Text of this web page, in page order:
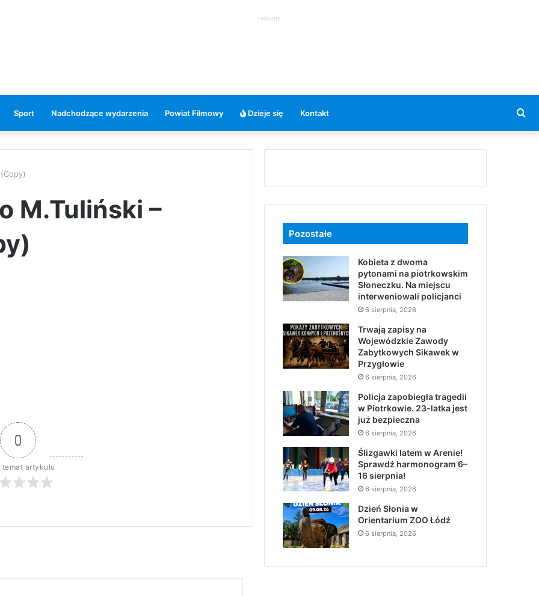
reklama
Sport Nadchodzące wydarzenia Powiat Filmowy Dzieje się Kontakt
M.Tuliński –
0
temat artykułu
Pozostałe
Kobieta z dwoma
pytonami na piotrkowskim
Słoneczku. Na miejscu
interweniowali policjanci
6 sierpnia, 2026
Trwają zapisy na
Wojewódzkie Zawody
Zabytkowych Sikawek w
Przygłowie
6 sierpnia, 2026
Policja zapobiegła tragedii
w Piotrkowie. 23-latka jest
już bezpieczna
6 sierpnia, 2026
Ślizgawki latem w Arenie!
Sprawdź harmonogram 6–
16 sierpnia!
6 sierpnia, 2026
Dzień Słonia w
Orientarium ZOO Łódź
6 sierpnia, 2026